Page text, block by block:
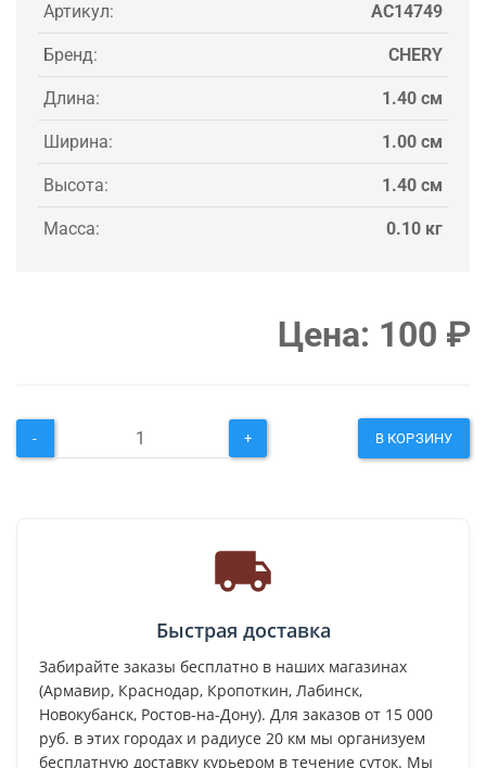
Артикул: AC14749
Бренд: CHERY
Длина: 1.40 см
Ширина: 1.00 см
Высота: 1.40 см
Масса: 0.10 кг
Цена: 100 ₽
- + В КОРЗИНУ
Быстрая доставка
Забирайте заказы бесплатно в наших магазинах
(Армавир, Краснодар, Кропоткин, Лабинск,
Новокубанск, Ростов-на-Дону). Для заказов от 15 000
руб. в этих городах и радиусе 20 км мы организуем
бесплатную доставку курьером в течение суток. Мы